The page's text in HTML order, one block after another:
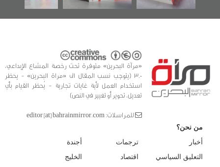
«مرآة البحرين» متوفرة تحت رخصة المشاع الإبداعي،
3.0 (يتوجب نسب المقال الى «مراة البحرين» - يحظر
استخدام العمل لأية غايات تجارية - يُحظر القيام بأي
تعديل، تحوير أو تغيير في النص)
للمراسلات: editor [at] bahrainmirror.com
من نحن؟
أخبار
التعليق السياسي
ترجمات
اقتصاد
أجندة
الخليج